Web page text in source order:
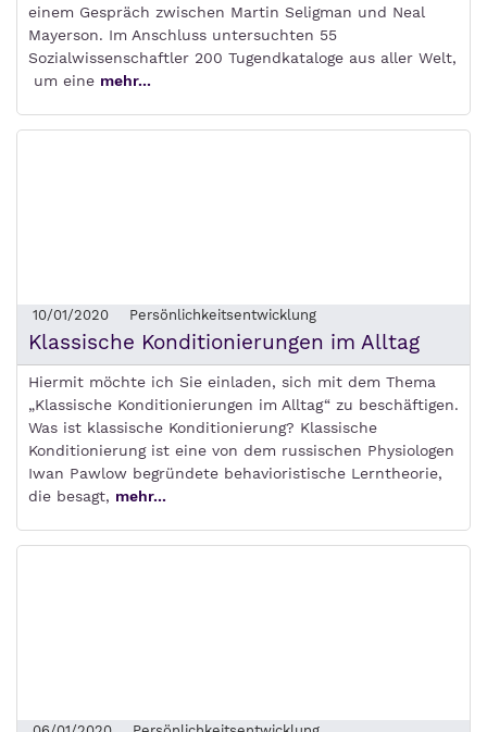
einem Gespräch zwischen Martin Seligman und Neal
Mayerson. Im Anschluss untersuchten 55
Sozialwissenschaftler 200 Tugendkataloge aus aller Welt,
um eine mehr...
10/01/2020 Persönlichkeitsentwicklung
Klassische Konditionierungen im Alltag
Hiermit möchte ich Sie einladen, sich mit dem Thema
„Klassische Konditionierungen im Alltag“ zu beschäftigen.
Was ist klassische Konditionierung? Klassische
Konditionierung ist eine von dem russischen Physiologen
Iwan Pawlow begründete behavioristische Lerntheorie,
die besagt, mehr...